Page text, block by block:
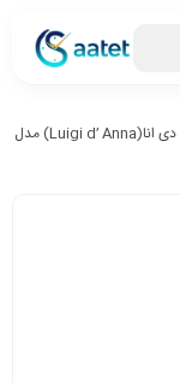
ساعت مچی زنانه عقربه‌ای لوجی دی انا(Luigi d’ Anna) مدل